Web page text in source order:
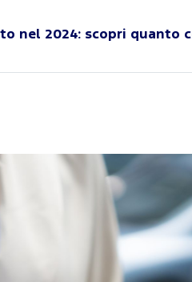
nel 2024: scopri quanto